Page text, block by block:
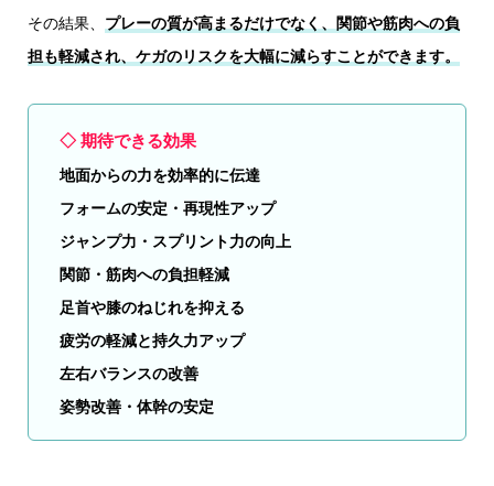
その結果、 プレーの質が高まるだけでなく、関節や筋肉への負
担も軽減され、ケガのリスクを大幅に減らすことができます。
◇ 期待できる効果
地面からの力を効率的に伝達
フォームの安定・再現性アップ
ジャンプ力・スプリント力の向上
関節・筋肉への負担軽減
足首や膝のねじれを抑える
疲労の軽減と持久力アップ
左右バランスの改善
姿勢改善・体幹の安定